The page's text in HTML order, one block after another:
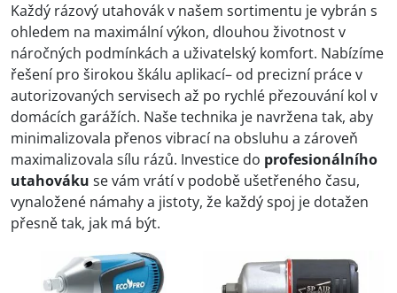
Každý rázový utahovák v našem sortimentu je vybrán s
ohledem na maximální výkon, dlouhou životnost v
náročných podmínkách a uživatelský komfort. Nabízíme
řešení pro širokou škálu aplikací– od precizní práce v
autorizovaných servisech až po rychlé přezouvání kol v
domácích garážích. Naše technika je navržena tak, aby
minimalizovala přenos vibrací na obsluhu a zároveň
maximalizovala sílu rázů. Investice do profesionálního
utahováku se vám vrátí v podobě ušetřeného času,
vynaložené námahy a jistoty, že každý spoj je dotažen
přesně tak, jak má být.